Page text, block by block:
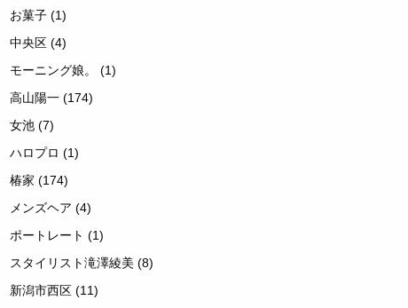
お菓子 (1)
中央区 (4)
モーニング娘。 (1)
高山陽一 (174)
女池 (7)
ハロプロ (1)
椿家 (174)
メンズヘア (4)
ポートレート (1)
スタイリスト滝澤綾美 (8)
新潟市西区 (11)